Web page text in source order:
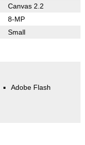
Canvas 2.2
8-MP
Small
Adobe Flash